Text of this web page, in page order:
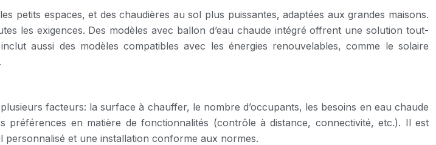
petits espaces, et des chaudières au sol plus puissantes, adaptées aux grandes maisons.
les exigences. Des modèles avec ballon d’eau chaude intégré offrent une solution tout-
aussi des modèles compatibles avec les énergies renouvelables, comme le solaire
facteurs: la surface à chauffer, le nombre d’occupants, les besoins en eau chaude
préférences en matière de fonctionnalités (contrôle à distance, connectivité, etc.). Il est
et une installation conforme aux normes.